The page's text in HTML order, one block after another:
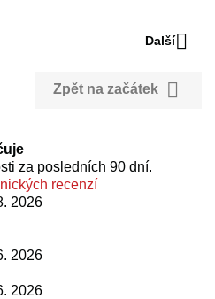
Další
Zpět na začátek 
za posledních 90 dní.
recenzí
2026
2026
2026